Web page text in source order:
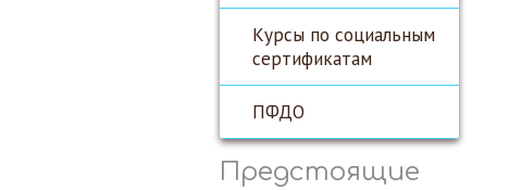
Курсы по социальным
сертификатам
ПФДО
Предстоящие